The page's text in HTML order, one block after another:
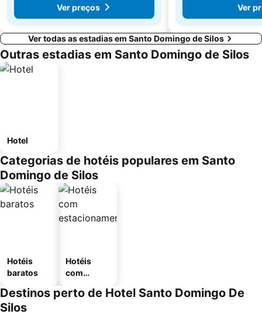
Ver preços
Ver
Ver todas as estadias em Santo Domingo de Silos
Outras estadias em Santo Domingo de Silos
Hotel
Categorias de hotéis populares em Santo
Domingo de Silos
Hotéis
baratos
Hotéis
com
mento
Destinos perto de Hotel Santo Domingo De
Silos